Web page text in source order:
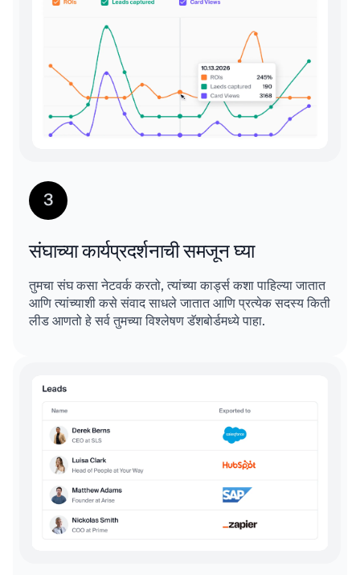
3
संघाच्या कार्यप्रदर्शनाची समजून घ्या
तुमचा संघ कसा नेटवर्क करतो, त्यांच्या कार्ड्स कशा पाहिल्या जातात
आणि त्यांच्याशी कसे संवाद साधले जातात आणि प्रत्येक सदस्य किती
लीड आणतो हे सर्व तुमच्या विश्लेषण डॅशबोर्डमध्ये पाहा.